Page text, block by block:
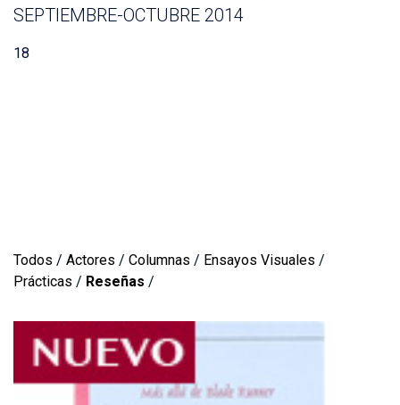
SEPTIEMBRE-OCTUBRE 2014
18
Todos / Actores / Columnas / Ensayos Visuales /
Prácticas / Reseñas /